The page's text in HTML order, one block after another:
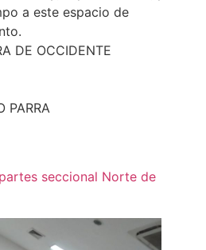
a este espacio de
DE OCCIDENTE
PARRA
seccional Norte de